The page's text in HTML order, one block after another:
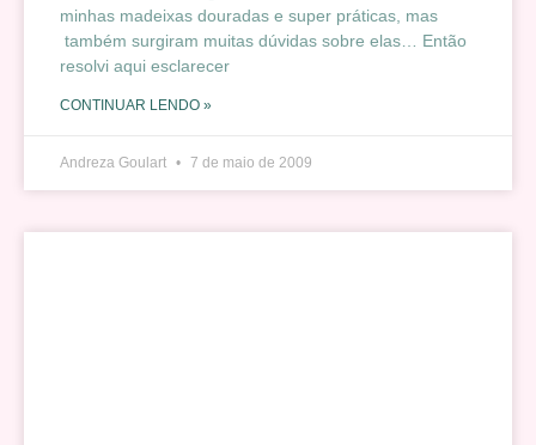
minhas madeixas douradas e super práticas, mas
também surgiram muitas dúvidas sobre elas… Então
resolvi aqui esclarecer
CONTINUAR LENDO »
Andreza Goulart 7 de maio de 2009